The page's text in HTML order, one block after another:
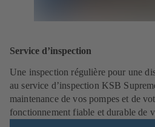
Service d’inspection
Une inspection régulière pour une
au service d’inspection KSB
maintenance de vos pompes et de
fonctionnement fiable et durable de